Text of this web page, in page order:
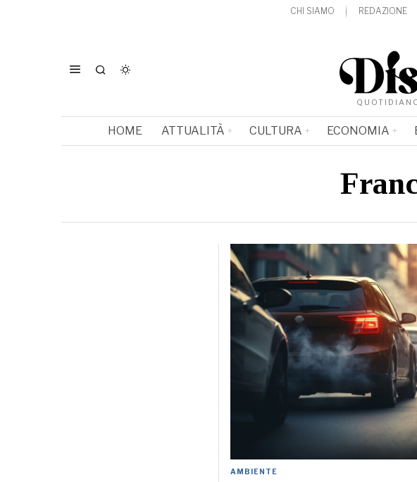
CHI SIAMO REDAZIONE
HOME ATTUALITÀ CULTURA ECONOMIA
AMBIENTE